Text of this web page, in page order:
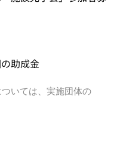
助成金
いては、実施団体の